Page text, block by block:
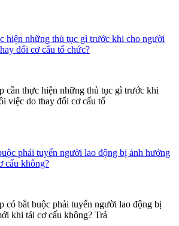
hiện những thủ tục gì trước khi cho người
đổi cơ cấu tổ chức?
cần thực hiện những thủ tục gì trước khi
việc do thay đổi cơ cấu tổ
phải tuyển người lao động bị ảnh hưởng
cấu không?
có bắt buộc phải tuyển người lao động bị
khi tái cơ cấu không? Trả